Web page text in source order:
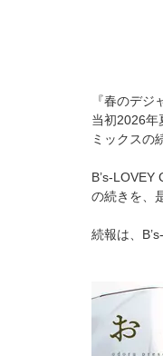
『春のデ
当初2026年
ミックスの
B’s-
の続きを、
続報は、